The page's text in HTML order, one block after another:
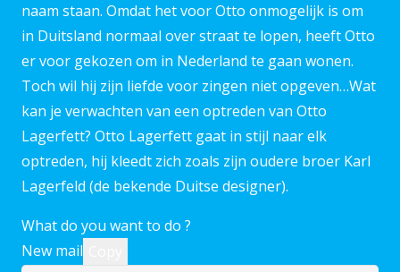
naam staan. Omdat het voor Otto onmogelijk is om
in Duitsland normaal over straat te lopen, heeft Otto
er voor gekozen om in Nederland te gaan wonen.
Toch wil hij zijn liefde voor zingen niet opgeven…Wat
kan je verwachten van een optreden van Otto
Lagerfett? Otto Lagerfett gaat in stijl naar elk
optreden, hij kleedt zich zoals zijn oudere broer Karl
Lagerfeld (de bekende Duitse designer).
What do you want to do ?
New mail